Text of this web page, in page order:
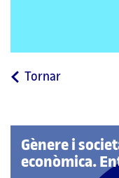
Tornara
principal
Gènere i
econòmica.